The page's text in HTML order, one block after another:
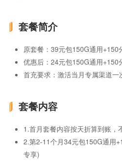
套餐简介
原套餐：39元包150G通用+150
优惠后：24元包150G通用+150
首充要求：激活当月专属渠道
套餐内容
1.首月套餐内容按天折算到账，
2.第2-11个月34元包150G通用
专享)